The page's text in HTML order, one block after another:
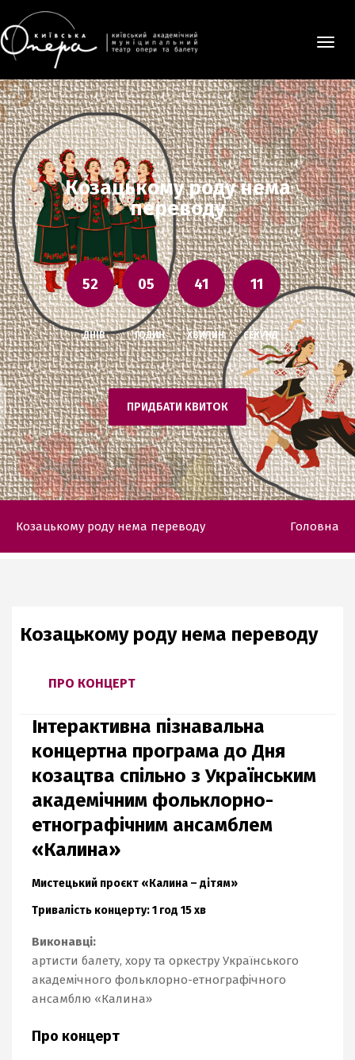
Козацькому роду нема
переводу
52
ДНІВ
05
ГОДИН
41
ХВИЛИН
11
СЕКУНД
ПРИДБАТИ КВИТОК
Козацькому роду нема переводу Головна
Козацькому роду нема переводу
ПРО КОНЦЕРТ
Інтерактивна пізнавальна
концертна програма до Дня
козацтва спільно з Українським
академічним фольклорно-
етнографічним ансамблем
«Калина»
Мистецький проєкт «Калина – дітям»
Тривалість концерту: 1 год 15 хв
Виконавці:
артисти балету, хору та оркестру Українського
академічного фольклорно-етнографічного
ансамблю «Калина»
Про концерт